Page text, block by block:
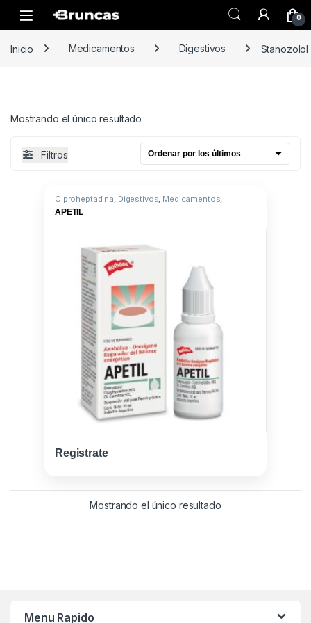
Skip to navigation
Skip to content
0
Inicio Medicamentos Digestivos Stanozolol
Mostrando el único resultado
Filtros
Ciproheptadina, Digestivos, Medicamentos,
Stanozolol
APETIL
Registrate
Mostrando el único resultado
Menu Rapido